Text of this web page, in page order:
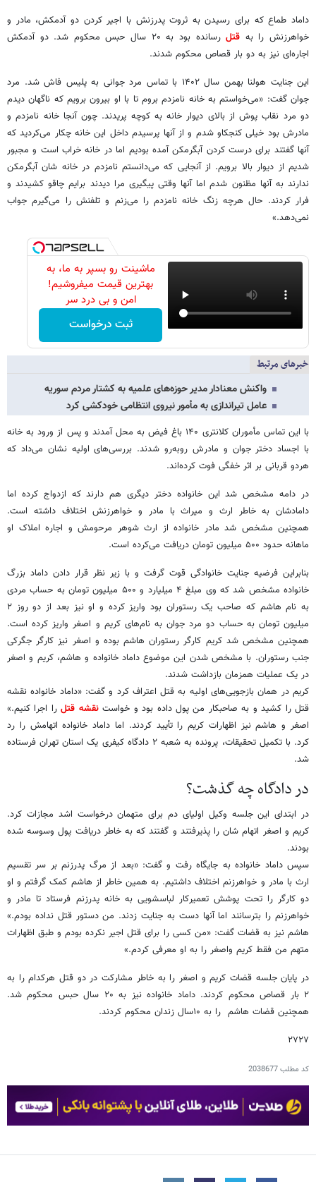
داماد طماع که برای رسیدن به ثروت پدرزنش با اجیر کردن دو آدمکش، مادر و
خواهرزنش را به قتل
رسانده بود به ۲۰ سال حبس محکوم شد. دو آدمکش
اجاره‌ای نیز به دو بار قصاص محکوم شدند.
این جنایت هولنا بهمن سال ۱۴۰۲ با تماس مرد جوانی به پلیس فاش شد. مرد
جوان گفت: «می‌خواستم به خانه نامزدم بروم تا با او بیرون برویم که ناگهان دیدم
دو مرد نقاب پوش از بالای دیوار خانه به کوچه پریدند. چون آنجا خانه نامزدم و
مادرش بود خیلی کنجکاو شدم و از آنها پرسیدم داخل این خانه چکار می‌کردید که
آنها گفتند برای درست کردن آبگرمکن آمده بودیم اما در خانه خراب است و مجبور
شدیم از دیوار بالا برویم. از آنجایی که می‌دانستم نامزدم در خانه شان آبگرمکن
ندارند به آنها مظنون شدم اما آنها وقتی پیگیری مرا دیدند برایم چاقو کشیدند و
فرار کردند. حال هرچه زنگ خانه نامزدم را می‌زنم و تلفنش را می‌گیرم جواب
نمی‌دهد.»
ماشینت رو بسپر به ما، به
بهترین قیمت میفروشیم!
امن و بی درد سر
ثبت درخواست
خبرهای مرتبط
واکنش معنادار مدیر حوزه‌های علمیه به کشتار مردم سوریه
عامل تیراندازی به مأمور نیروی انتظامی خودکشی کرد
با این تماس مأموران کلانتری ۱۴۰ باغ فیض به محل آمدند و پس از ورود به خانه
با اجساد دختر جوان و مادرش روبه‌رو شدند. بررسی‌های اولیه نشان می‌داد که
هردو قربانی بر اثر خفگی فوت کرده‌اند.
در دامه مشخص شد این خانواده دختر دیگری هم دارند که ازدواج کرده اما
دامادشان به خاطر ارث و میراث با مادر و خواهرزنش اختلاف داشته است.
همچنین مشخص شد مادر خانواده از ارث شوهر مرحومش و اجاره املاک او
ماهانه حدود ۵۰۰ میلیون تومان دریافت می‌کرده است.
بنابراین فرضیه جنایت خانوادگی قوت گرفت و با زیر نظر قرار دادن داماد بزرگ
خانواده مشخص شد که وی مبلغ ۴ میلیارد و ۵۰۰ میلیون تومان به حساب مردی
به نام هاشم که صاحب یک رستوران بود واریز کرده و او نیز بعد از دو روز ۲
میلیون تومان به حساب دو مرد جوان به نام‌های کریم و اصغر واریز کرده است.
همچنین مشخص شد کریم کارگر رستوران هاشم بوده و اصغر نیز کارگر جگرکی
جنب رستوران. با مشخص شدن این موضوع داماد خانواده و هاشم، کریم و اصغر
در یک عملیات همزمان بازداشت شدند.
کریم در همان بازجویی‌های اولیه به قتل اعتراف کرد و گفت: «داماد خانواده نقشه
قتل را کشید و به صاحبکار من پول داده بود و خواستنقشه قتلرا اجرا کنیم.»
اصغر و هاشم نیز اظهارات کریم را تأیید کردند. اما داماد خانواده اتهامش را رد
کرد. با تکمیل تحقیقات، پرونده به شعبه ۲ دادگاه کیفری یک استان تهران فرستاده
شد.
در دادگاه چه گذشت؟
در ابتدای این جلسه وکیل اولیای دم برای متهمان درخواست اشد مجازات کرد.
کریم و اصغر اتهام شان را پذیرفتند و گفتند که به خاطر دریافت پول وسوسه شده
بودند.
سپس داماد خانواده به جایگاه رفت و گفت: «بعد از مرگ پدرزنم بر سر تقسیم
ارث با مادر و خواهرزنم اختلاف داشتیم. به همین خاطر از هاشم کمک گرفتم و او
دو کارگر را تحت پوشش تعمیرکار لباسشویی به خانه پدرزنم فرستاد تا مادر و
خواهرزنم را بترسانند اما آنها دست به جنایت زدند. من دستور قتل نداده بودم.»
هاشم نیز به قضات گفت: «من کسی را برای قتل اجیر نکرده بودم و طبق اظهارات
متهم من فقط کریم واصغر را به او معرفی کردم.»
در پایان جلسه قضات کریم و اصغر را به خاطر مشارکت در دو قتل هرکدام را به
۲ بار قصاص محکوم کردند. داماد خانواده نیز به ۲۰ سال حبس محکوم شد.
همچنین قضات هاشم را به ۱۰سال زندان محکوم کردند.
۲۷۲۷
کد مطلب2038677